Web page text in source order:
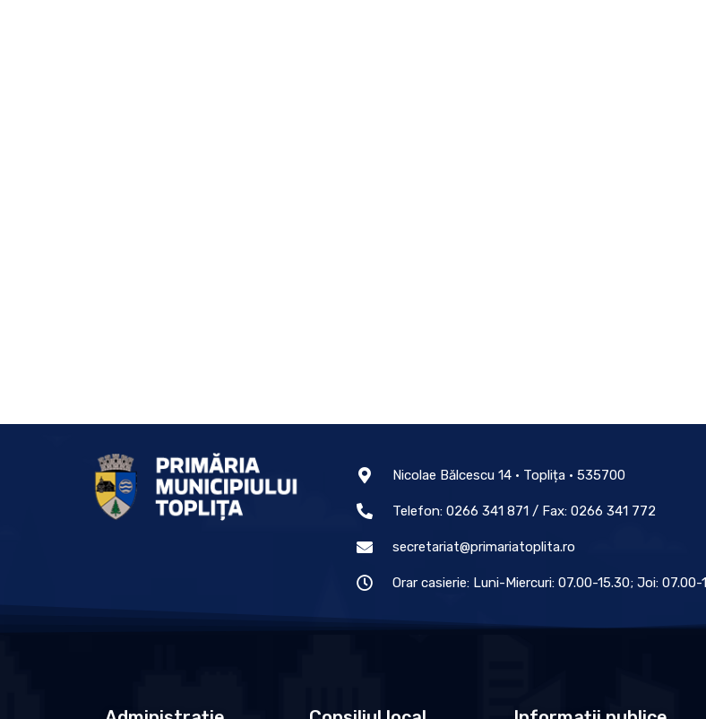
Nicolae Bălcescu 14 • Toplița • 535700
Telefon: 0266 341 871 / Fax: 0266 341 772
secretariat@primariatoplita.ro
Orar casierie: Luni-Miercuri: 07.00-15.30; Joi: